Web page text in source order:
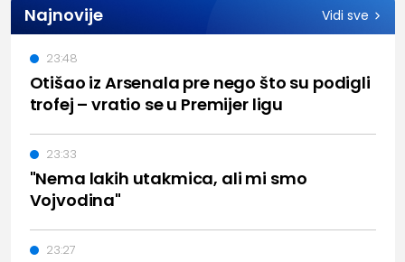
Najnovije Vidi sve
Otišao iz Arsenala pre nego što su podigli
trofej – vratio se u Premijer ligu
23:48
"Nema lakih utakmica, ali mi smo
Vojvodina"
23:33
23:27